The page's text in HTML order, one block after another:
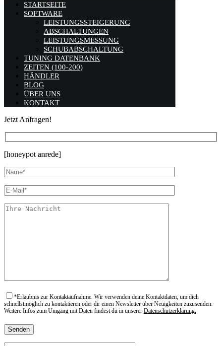
STARTSEITE
SOFTWARE
LEISTUNGSSTEIGERUNG
ABSCHALTUNGEN
LEISTUNGSMESSUNG
SCHUBABSCHALTUNG
TUNING DATENBANK
ZEITEN (100-200)
HÄNDLER
BLOG
ÜBER UNS
KONTAKT
Jetzt Anfragen!
[honeypot anrede]
*Erlaubnis zur Kontaktaufnahme. Wir verwenden deine Kontaktdaten, um dich
schnellstmöglich zu kontaktieren oder dir einen Newsletter über Neuigkeiten zuzusenden.
Weitere Infos zum Umgang mit Daten findest du in unserer Datenschutzerklärung.